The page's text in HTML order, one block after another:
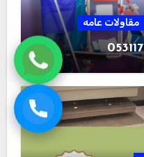
مقاولات عامه